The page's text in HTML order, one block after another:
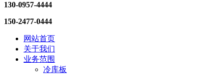
130-0957-4444
150-2477-0444
网站首页
关于我们
业务范围
冷库板